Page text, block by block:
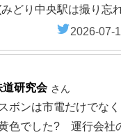
どり中央駅は撮り忘
2026-07-
道研究会 さん
ボンは市電だけでな
色でした? 運行会社